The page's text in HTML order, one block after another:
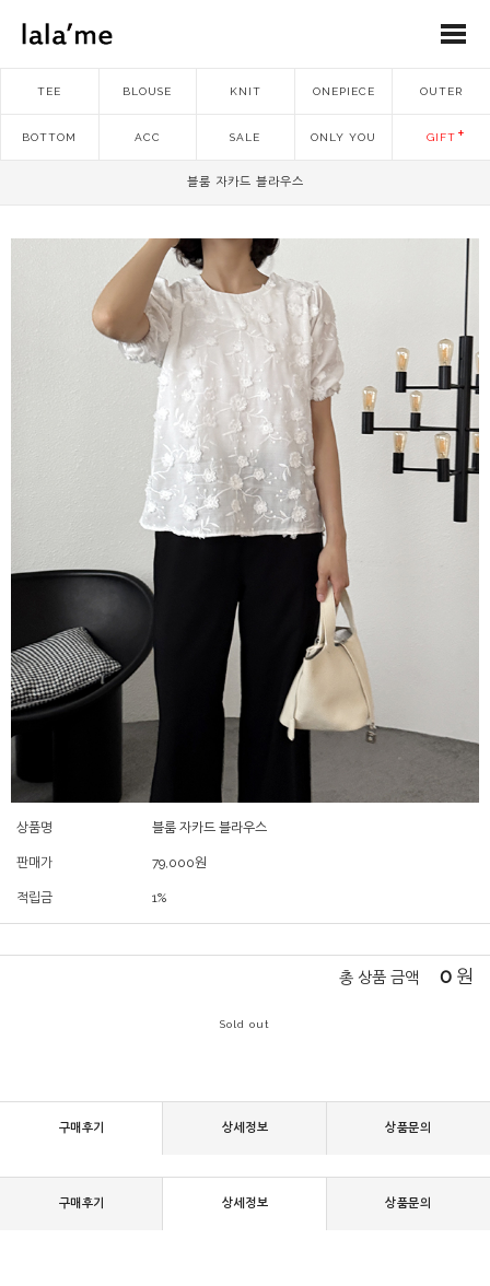
TEE BLOUSE KNIT ONEPIECE OUTER
BOTTOM ACC SALE ONLY YOU GIFT
블룸 자카드 블라우스
상품명 블룸 자카드 블라우스
판매가 79,000원
적립금 1%
총 상품 금액 0 원
Sold out
구매후기 상세정보 상품문의
구매후기 상세정보 상품문의